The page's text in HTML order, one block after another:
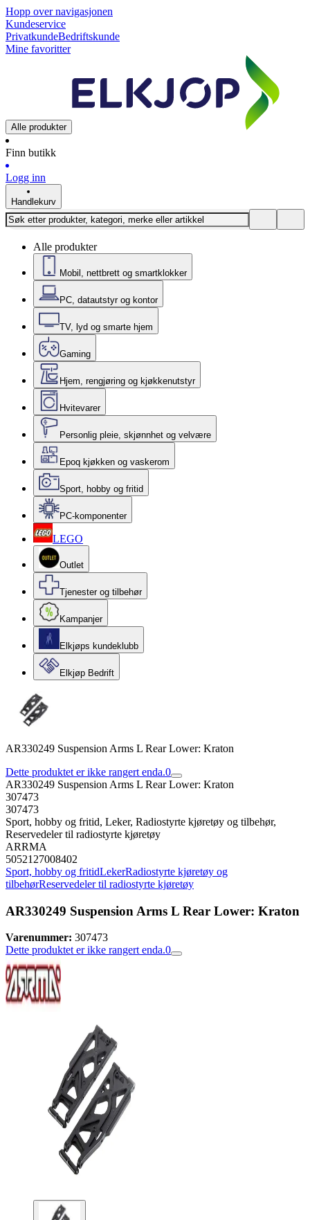
Hopp over navigasjonen
Kundeservice
PrivatkundeBedriftskunde
Mine favoritter
Alle produkter
Finn butikk
Logg inn
Handlekurv
Alle produkter
Mobil, nettbrett og smartklokker
PC, datautstyr og kontor
TV, lyd og smarte hjem
Gaming
Hjem, rengjøring og kjøkkenutstyr
Hvitevarer
Personlig pleie, skjønnhet og velvære
Epoq kjøkken og vaskerom
Sport, hobby og fritid
PC-komponenter
LEGO
Outlet
Tjenester og tilbehør
Kampanjer
Elkjøps kundeklubb
Elkjøp Bedrift
AR330249 Suspension Arms L Rear Lower: Kraton
Dette produktet er ikke rangert enda.0
AR330249 Suspension Arms L Rear Lower: Kraton
307473
307473
Sport, hobby og fritid, Leker, Radiostyrte kjøretøy og tilbehør,
Reservedeler til radiostyrte kjøretøy
ARRMA
5052127008402
Sport, hobby og fritidLekerRadiostyrte kjøretøy og
tilbehørReservedeler til radiostyrte kjøretøy
AR330249 Suspension Arms L Rear Lower: Kraton
Varenummer: 307473
Dette produktet er ikke rangert enda.0